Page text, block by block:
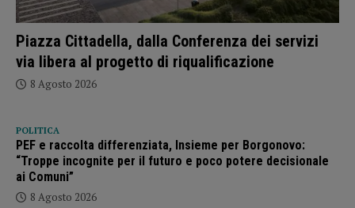
Piazza Cittadella, dalla Conferenza dei servizi
via libera al progetto di riqualificazione
8 Agosto 2026
POLITICA
PEF e raccolta differenziata, Insieme per Borgonovo:
“Troppe incognite per il futuro e poco potere decisionale
ai Comuni”
8 Agosto 2026